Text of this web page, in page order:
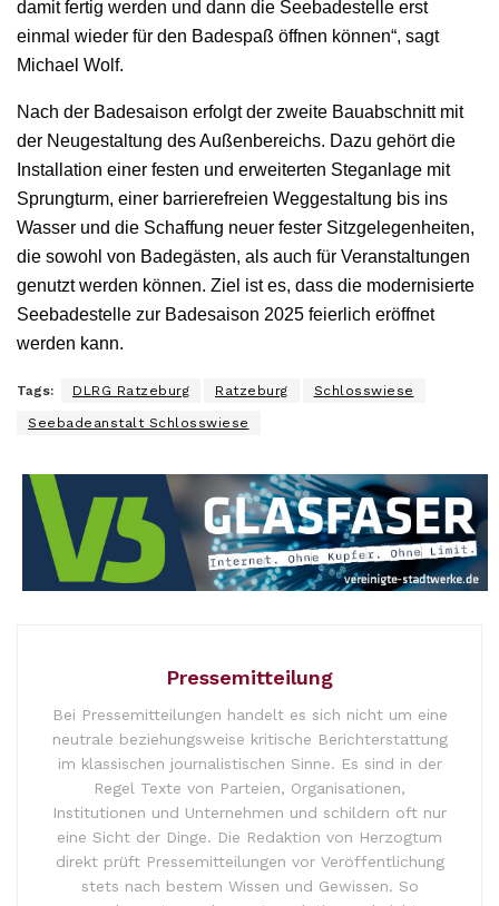
damit fertig werden und dann die Seebadestelle erst
einmal wieder für den Badespaß öffnen können“, sagt
Michael Wolf.
Nach der Badesaison erfolgt der zweite Bauabschnitt mit
der Neugestaltung des Außenbereichs. Dazu gehört die
Installation einer festen und erweiterten Steganlage mit
Sprungturm, einer barrierefreien Weggestaltung bis ins
Wasser und die Schaffung neuer fester Sitzgelegenheiten,
die sowohl von Badegästen, als auch für Veranstaltungen
genutzt werden können. Ziel ist es, dass die modernisierte
Seebadestelle zur Badesaison 2025 feierlich eröffnet
werden kann.
Tags: DLRG Ratzeburg Ratzeburg Schlosswiese
Seebadeanstalt Schlosswiese
Pressemitteilung
Bei Pressemitteilungen handelt es sich nicht um eine
neutrale beziehungsweise kritische Berichterstattung
im klassischen journalistischen Sinne. Es sind in der
Regel Texte von Parteien, Organisationen,
Institutionen und Unternehmen und schildern oft nur
eine Sicht der Dinge. Die Redaktion von Herzogtum
direkt prüft Pressemitteilungen vor Veröffentlichung
stets nach bestem Wissen und Gewissen. So